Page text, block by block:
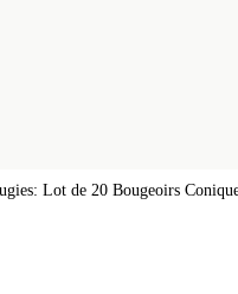
Lot de 20 Bougeoirs